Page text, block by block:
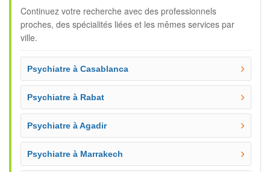
Continuez votre recherche avec des professionnels
proches, des spécialités liées et les mêmes services par
ville.
Psychiatre à Casablanca
Psychiatre à Rabat
Psychiatre à Agadir
Psychiatre à Marrakech